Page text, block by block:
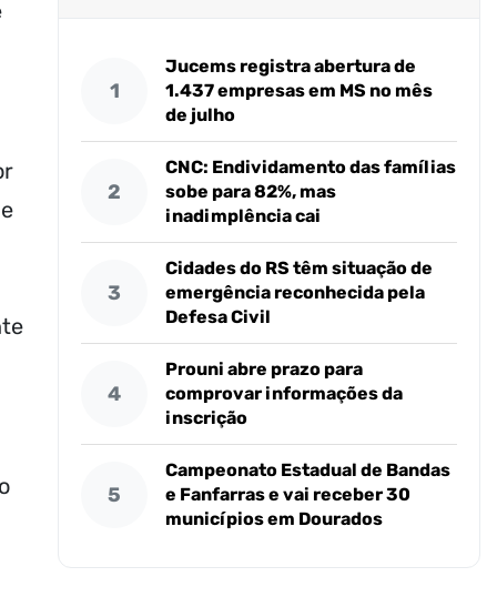
1
Jucems registra abertura de
1.437 empresas em MS no mês
de julho
2
CNC: Endividamento das famílias
sobe para 82%, mas
inadimplência cai
3
Cidades do RS têm situação de
emergência reconhecida pela
Defesa Civil
4
Prouni abre prazo para
comprovar informações da
inscrição
5
Campeonato Estadual de Bandas
e Fanfarras e vai receber 30
municípios em Dourados